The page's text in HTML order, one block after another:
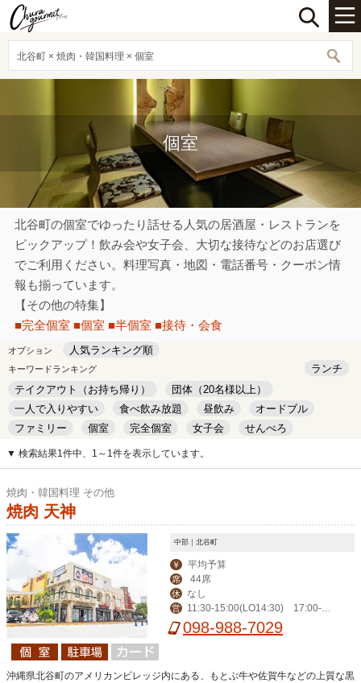
北谷町 × 焼肉・韓国料理 × 個室
個室
北谷町の個室でゆったり話せる人気の居酒屋・レストランを
ピックアップ！飲み会や女子会、大切な接待などのお店選び
でご利用ください。料理写真・地図・電話番号・クーポン情
報も揃っています。
【その他の特集】
■完全個室 ■個室 ■半個室 ■接待・会食
オプション 人気ランキング順
キーワードランキング
ランチ
テイクアウト（お持ち帰り）
団体（20名様以上）
一人で入りやすい
食べ飲み放題 昼飲み
オードブル
ファミリー
個室 完全個室 女子会
せんべろ
キッズルーム
安い デート
▼ 検索結果1件中、1～1件を表示しています。
焼肉・韓国料理 その他
焼肉 天神
中部｜北谷町
￥ 平均予算
席 44席
休 なし
営
11:30-15:00(LO14:30) 17:00-2
3:00(LO22:30)
098-988-7029
沖縄県北谷町のアメリカンビレッジ内にある、もとぶ牛や佐賀牛などの上質な黒